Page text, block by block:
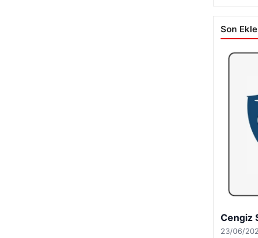
Son
Cengiz
23/06/